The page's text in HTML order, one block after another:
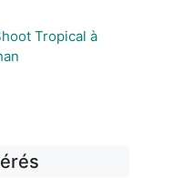
Tropical à